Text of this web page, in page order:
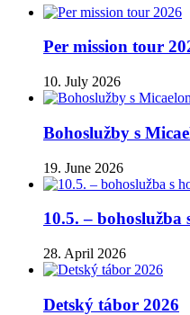
Per mission tour
10. July 2026
Bohoslužby s
19. June 2026
10.5. –
28. April 2026
Detský tábor 2026